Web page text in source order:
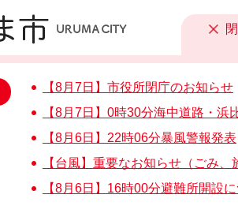
【8月7日】市役所閉庁のお知らせ
【8月7日】0時30分海中道路・浜
【8月6日】22時06分暴風警報発表
【台風】重要なお知らせ（ごみ、
【8月6日】16時00分避難所開設